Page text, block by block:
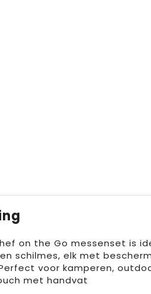
on the Go messenset is
schilmes, elk met
voor kamperen,
met handvat